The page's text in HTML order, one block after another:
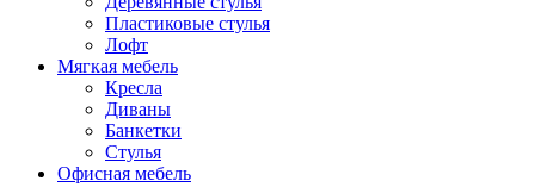
Пластиковые стулья
Лофт
Мягкая мебель
Кресла
Диваны
Банкетки
Стулья
Офисная мебель